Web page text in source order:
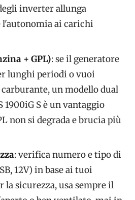
inverter allunga
ai carichi
+ GPL): se il generatore
lunghi periodi o vuoi
un modello dual
1900iG S è un vantaggio
non si degrada e brucia più
: verifica numero e tipo di
12V) in base ai tuoi
la sicurezza, usa sempre il